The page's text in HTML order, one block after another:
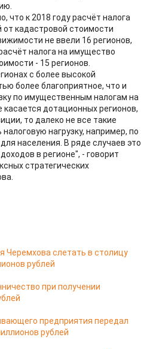
что к 2018 году расчёт налога
кадастровой стоимости
не ввели 16 регионов,
налога на имущество
- 15 регионов.
с более высокой
более благоприятное, что и
по имущественным налогам на
дотационных регионов,
то далеко не все такие
нагрузку, например, по
населения. В ряде случаев это
в регионе", - говорит
стратегических
Черемхова слетать в столицу
рублей
при получении
предприятия передал
рублей